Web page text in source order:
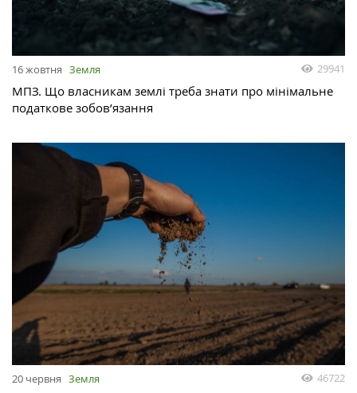
16 жовтня Земля 29941
МПЗ. Що власникам землі треба знати про мінімальне
податкове зобов’язання
20 червня Земля 46722